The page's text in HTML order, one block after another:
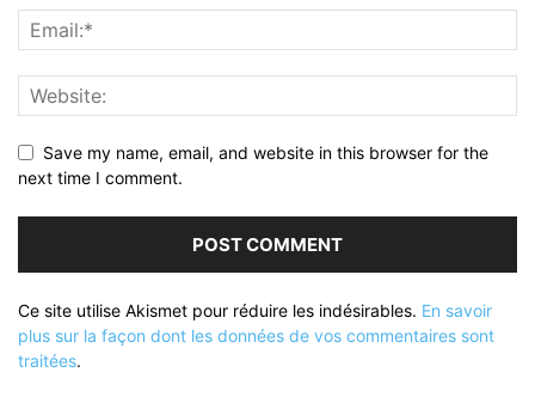
Save my name, email, and website in this browser for the
next time I comment.
Ce site utilise Akismet pour réduire les indésirables. En savoir
plus sur la façon dont les données de vos commentaires sont
traitées.